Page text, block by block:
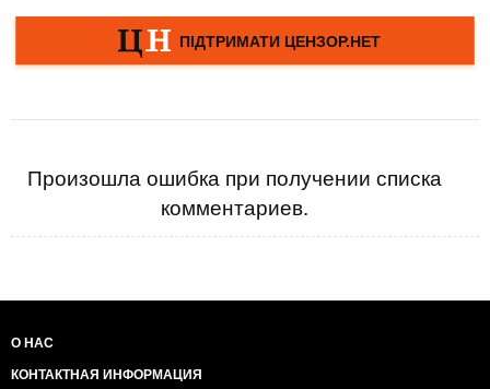
Произошла ошибка при получении списка
комментариев.
О НАС
КОНТАКТНАЯ ИНФОРМАЦИЯ